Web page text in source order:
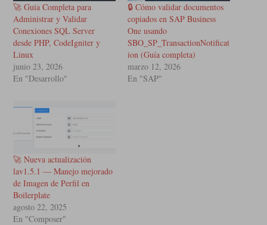
🚀 Guía Completa para
Administrar y Validar
Conexiones SQL Server
desde PHP, CodeIgniter y
Linux
junio 23, 2026
En "Desarrollo"
🔒 Cómo validar documentos
copiados en SAP Business
One usando
SBO_SP_TransactionNotificat
ion (Guía completa)
marzo 12, 2026
En "SAP"
🚀 Nueva actualización
lav1.5.1 — Manejo mejorado
de Imagen de Perfil en
Boilerplate
agosto 22, 2025
En "Composer"